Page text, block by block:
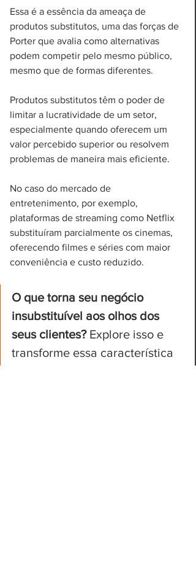
Essa é a essência da ameaça de
produtos substitutos, uma das forças de
Porter que avalia como alternativas
podem competir pelo mesmo público,
mesmo que de formas diferentes.
Produtos substitutos têm o poder de
limitar a lucratividade de um setor,
especialmente quando oferecem um
valor percebido superior ou resolvem
problemas de maneira mais eficiente.
No caso do mercado de
entretenimento, por exemplo,
plataformas de streaming como Netflix
substituíram parcialmente os cinemas,
oferecendo filmes e séries com maior
conveniência e custo reduzido.
O que torna seu negócio
insubstituível aos olhos dos
seus clientes? Explore isso e
transforme essa característica